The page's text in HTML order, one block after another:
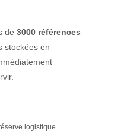
de3000 références
stockées en
logistique.